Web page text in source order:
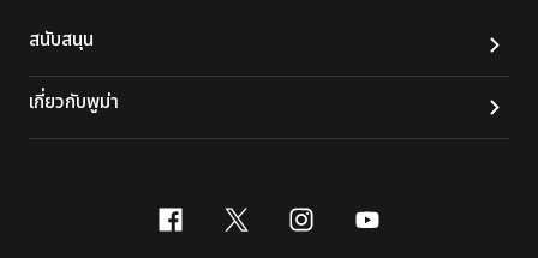
สนับสนุน
เกี่ยวกับพูม่า
facebook
x-twitter
instagram
youtube